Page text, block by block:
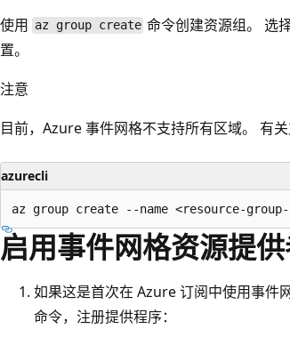
使用 az group create 命令创建资源组。 选
置。
注意
目前，Azure 事件网格不支持所有区域。 有
azurecli
启用事件网格资源提
如果这是首次在 Azure 订阅中使用事件
命令，注册提供程序：